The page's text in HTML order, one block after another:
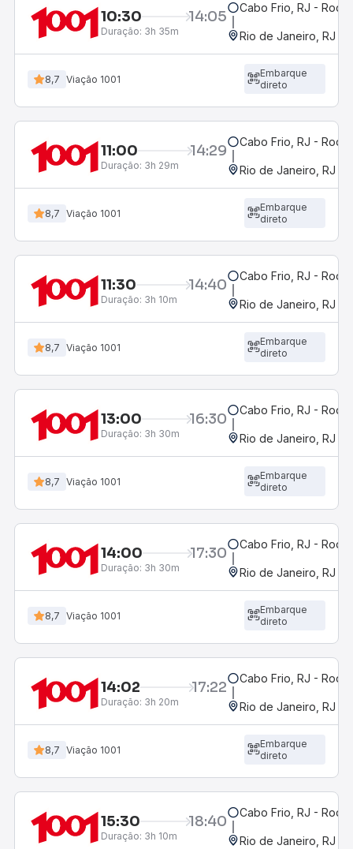
10:30 14:05
Duração: 3h 35m
Cabo Frio, RJ -
Rio de Janeiro, RJ -
8,7 Viação 1001
Embarque
direto
11:00 14:29
Duração: 3h 29m
Cabo Frio, RJ -
Rio de Janeiro, RJ -
8,7 Viação 1001
Embarque
direto
11:30 14:40
Duração: 3h 10m
Cabo Frio, RJ -
Rio de Janeiro, RJ -
8,7 Viação 1001
Embarque
direto
13:00 16:30
Duração: 3h 30m
Cabo Frio, RJ -
Rio de Janeiro, RJ -
8,7 Viação 1001
Embarque
direto
14:00 17:30
Duração: 3h 30m
Cabo Frio, RJ -
Rio de Janeiro, RJ -
8,7 Viação 1001
Embarque
direto
14:02 17:22
Duração: 3h 20m
Cabo Frio, RJ -
Rio de Janeiro, RJ -
8,7 Viação 1001
Embarque
direto
15:30 18:40
Duração: 3h 10m
Cabo Frio, RJ -
Rio de Janeiro, RJ -